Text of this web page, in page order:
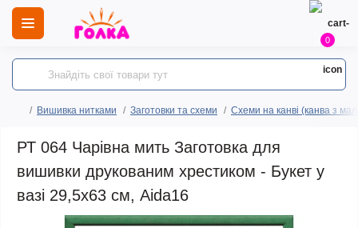
0
Вишивка нитками Заготовки та схеми Схеми на канві (канва з
РТ 064 Чарівна мить Заготовка для
вишивки друкованим хрестиком - Букет у
вазі 29,5x63 см, Aida16